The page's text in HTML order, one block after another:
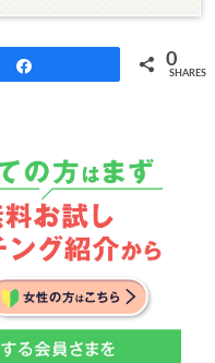
0
SHARES